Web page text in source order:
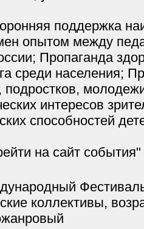
поддержка
опытом между
Пропаганда
среди населения;
подростков,
интересов
способностей
на сайт
коллективы,